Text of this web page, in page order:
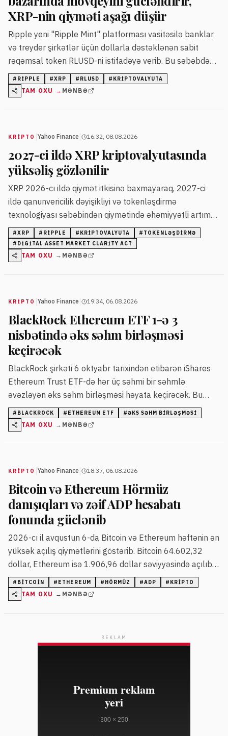
XRP-nin qiyməti aşağı düşür
Ripple yeni "Ripple Mint" platforması vasitəsilə banklar
və treyder şirkətlər üçün dollarla dəstəklənən sabit
rəqəmsal token RLUSD-ni istifadəyə verib. Bu səbəbdən
XRP-nin əhəmiyyəti azalır və tokenin qiyməti
düşməkdədir.
# RIPPLE #XRP # RLUSD # KRIPTOVALYUTA
TAM OXU → MƏNBƏ
KRIPTO Yahoo Finance 16:32, 08.08.2026
2027-ci ildə XRP kriptovalyutasında
yüksəliş gözlənilir
XRP 2026-cı ildə qiymət itkisinə baxmayaraq, 2027-ci
ildə qanunvericilik dəyişikliyi və tokenləşdirmə
texnologiyası səbəbindən qiymətində əhəmiyyətli artım
ola bilər. Bazarın yüksək dalğalanmaları uzunmüddətli
yanaşma tələb edir.
#XRP # RIPPLE # KRIPTOVALYUTA # TOKENLƏŞDIRMƏ
# DIGITAL ASSET MARKET CLARITY ACT
TAM OXU → MƏNBƏ
KRIPTO Yahoo Finance 19:34, 06.08.2026
BlackRock Ethereum ETF 1-ə 3
nisbətində əks səhm birləşməsi
keçirəcək
BlackRock şirkəti 6 oktyabr tarixindən etibarən iShares
Ethereum Trust ETF-də hər üç səhmi bir səhmlə
əvəzləyən əks səhm birləşməsi həyata keçirəcək. Bu
dəyişiklik fond dəyərinə təsir etməyəcək.
# BLACKROCK # ETHEREUM ETF #ƏKS SƏHM BIRLƏŞMƏSI
TAM OXU → MƏNBƏ
KRIPTO Yahoo Finance 18:37, 06.08.2026
Bitcoin və Ethereum Hörmüz
danışıqları və zəif ADP hesabatı
fonunda güclənib
2026-cı il avqustun 6-da Bitcoin və Ethereum həftənin ən
yüksək açılış qiymətlərini göstərib. Bitcoin 64.602,32
dollar, Ethereum isə 1.906,96 dollar səviyyəsində açılıb.
Bazar iştirakçıları Hörmüz Boğazının qismən açılması ilə
bağlı danışıqlardan və ADP-nin zəif iş hesabatına
reaksiyada risk aktivlərinə marağın artdığını bildirirlər.
# BITCOIN # ETHEREUM # HÖRMÜZ #ADP # KRIPTO
TAM OXU → MƏNBƏ
REKLAM